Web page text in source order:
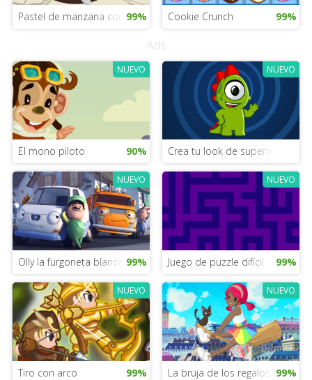
Pastel de manzana con Emma
99% Cookie Crunch 99%
Ads
NUEVO
El mono piloto 90%
NUEVO
Crea tu look de supermodelo
NUEVO
Olly la furgoneta blanca 99%
NUEVO
Juego de puzzle difícil 99%
NUEVO
Tiro con arco 99%
NUEVO
La bruja de los regalos 99%